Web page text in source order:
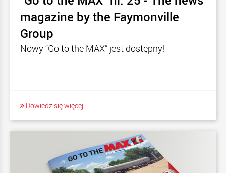
magazine by the Faymonville
Group
Nowy “Go to the MAX” jest dostępny!
Dowiedz się więcej